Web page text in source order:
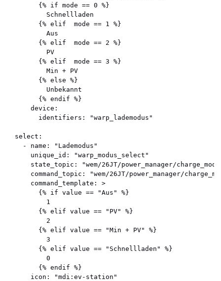
        {% if mode == 0 %}
          Schnellladen
        {% elif  mode == 1 %}
          Aus
        {% elif  mode == 2 %}
          PV
        {% elif  mode == 3 %}
          Min + PV
        {% else %}
          Unbekannt
        {% endif %}
      device:
        identifiers: "warp_lademodus"
  select:
    - name: "Lademodus"
      unique_id: "warp_modus_select"
state_topic: "wem/26JT/power_manager/
command_topic: "wem/26JT/power_manager/
      command_template: >
        {% if value == "Aus" %}
          1
        {% elif value == "PV" %}
          2
        {% elif value == "Min + PV" %}
          3
        {% elif value == "Schnellladen" %}
          0
        {% endif %}
      icon: "mdi:ev-station"